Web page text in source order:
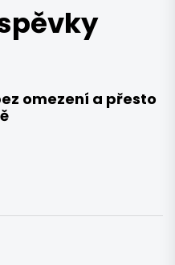
omezení a přesto